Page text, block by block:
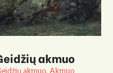
akmuo